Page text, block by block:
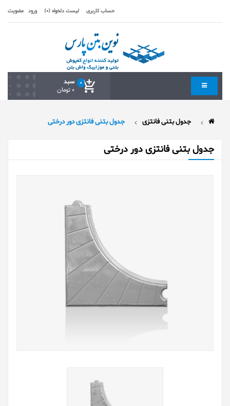
حساب کاربری لیست دلخواه (0) ورود عضویت
سبد 0
0 تومان
جدول بتنی فانتزی جدول بتنی فانتزی دور درختی
جدول بتنی فانتزی دور درختی